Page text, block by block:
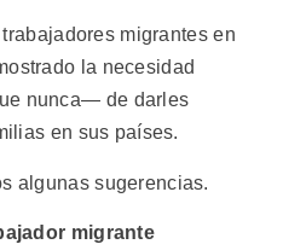
migrantes en
la necesidad
nunca— de darles
en sus países.
algunas sugerencias.
migrante